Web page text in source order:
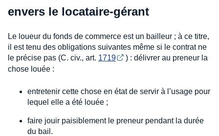
envers le locataire-gérant
Le loueur du fonds de commerce est un bailleur ; à ce titre,
il est tenu des obligations suivantes même si le contrat ne
le précise pas (C. civ., art. 1719
) : délivrer au preneur la
chose louée :
entretenir cette chose en état de servir à l’usage pour
lequel elle a été louée ;
faire jouir paisiblement le preneur pendant la durée
du bail.